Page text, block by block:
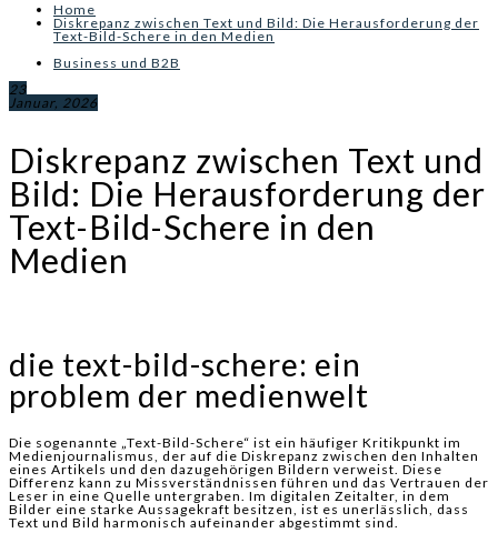
Home
Diskrepanz zwischen Text und Bild: Die Herausforderung der
Text-Bild-Schere in den Medien
Business und B2B
23
Januar, 2026
Diskrepanz zwischen Text und
Bild: Die Herausforderung der
Text-Bild-Schere in den
Medien
die text-bild-schere: ein
problem der medienwelt
Die sogenannte „Text-Bild-Schere“ ist ein häufiger Kritikpunkt im
Medienjournalismus, der auf die Diskrepanz zwischen den Inhalten
eines Artikels und den dazugehörigen Bildern verweist. Diese
Differenz kann zu Missverständnissen führen und das Vertrauen der
Leser in eine Quelle untergraben. Im digitalen Zeitalter, in dem
Bilder eine starke Aussagekraft besitzen, ist es unerlässlich, dass
Text und Bild harmonisch aufeinander abgestimmt sind.